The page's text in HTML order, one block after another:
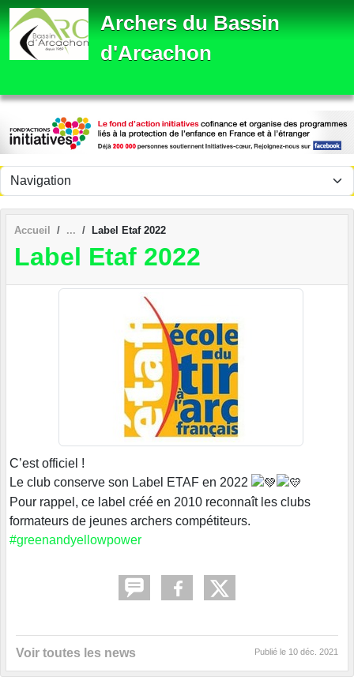
Archers du Bassin
d'Arcachon
Accueil Label Etaf 2022
Label Etaf 2022
C’est officiel !
Le club conserve son Label ETAF en 2022
Pour rappel, ce label créé en 2010 reconnaît les clubs
formateurs de jeunes archers compétiteurs.
#greenandyellowpower
Voir toutes les news Publié le 10 déc. 2021
Panneau de gestion des cookies